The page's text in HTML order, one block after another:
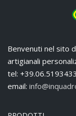
Benvenuti nel sito
artigianali
tel: +39.06.5193433
email: